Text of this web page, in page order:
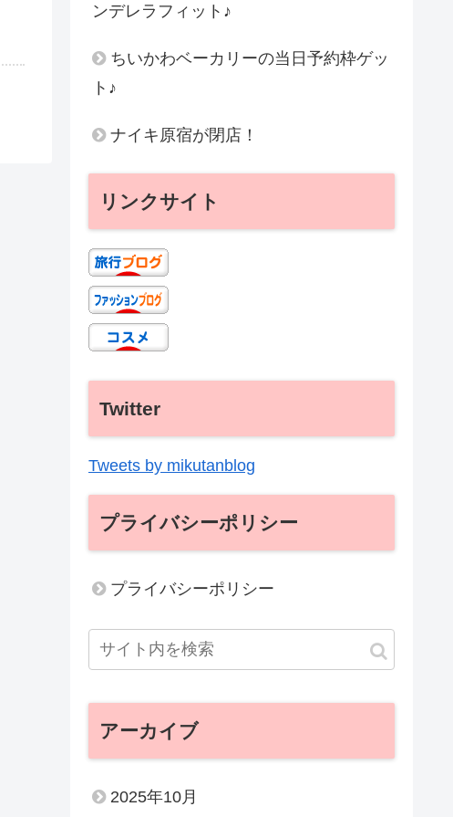
ンデレラフィット♪
ちいかわベーカリーの当日予約枠ゲッ
ト♪
ナイキ原宿が閉店！
リンクサイト
Twitter
Tweets by mikutanblog
プライバシーポリシー
プライバシーポリシー
アーカイブ
2025年10月